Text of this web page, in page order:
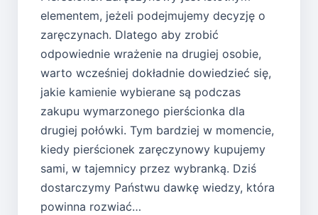
elementem, jeżeli podejmujemy decyzję o
zaręczynach. Dlatego aby zrobić
odpowiednie wrażenie na drugiej osobie,
warto wcześniej dokładnie dowiedzieć się,
jakie kamienie wybierane są podczas
zakupu wymarzonego pierścionka dla
drugiej połówki. Tym bardziej w momencie,
kiedy pierścionek zaręczynowy kupujemy
sami, w tajemnicy przez wybranką. Dziś
dostarczymy Państwu dawkę wiedzy, która
powinna rozwiać…